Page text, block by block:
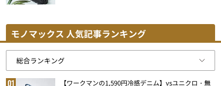
モノマックス 人気記事ランキング
【ワークマンの1,590円冷感デニム】vsユニクロ・無